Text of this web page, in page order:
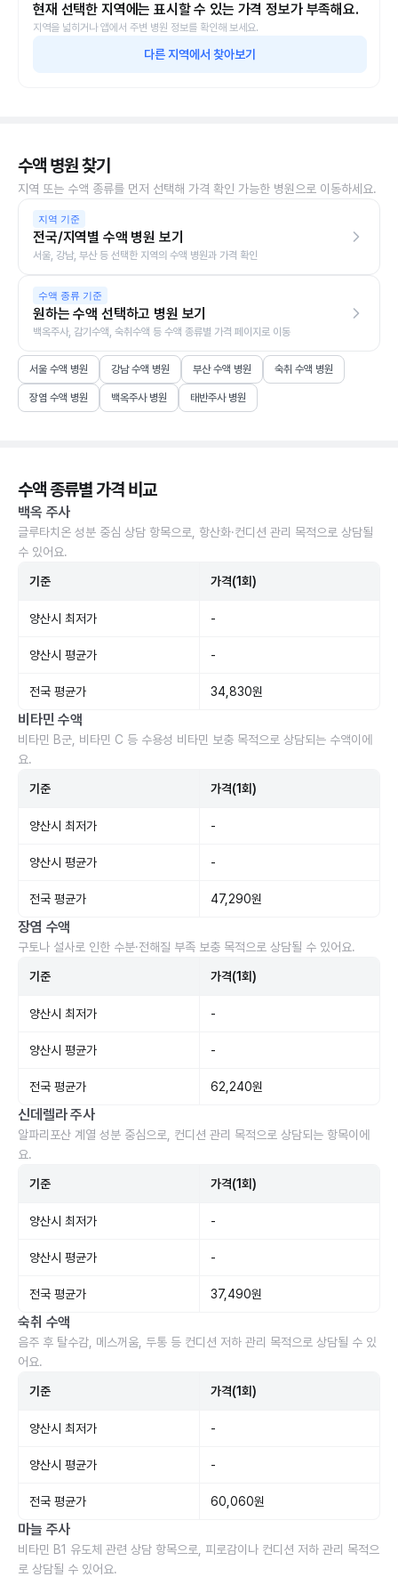
현재 선택한 지역에는 표시할 수 있는 가격 정보가 부족해요.
지역을 넓히거나 앱에서 주변 병원 정보를 확인해 보세요.
다른 지역에서 찾아보기
수액 병원 찾기
지역 또는 수액 종류를 먼저 선택해 가격 확인 가능한 병원으로 이동하세요.
지역 기준
전국/지역별 수액 병원 보기
서울, 강남, 부산 등 선택한 지역의 수액 병원과 가격 확인
수액 종류 기준
원하는 수액 선택하고 병원 보기
백옥주사, 감기수액, 숙취수액 등 수액 종류별 가격 페이지로 이동
서울 수액 병원 강남 수액 병원 부산 수액 병원 숙취 수액 병원
장염 수액 병원 백옥주사 병원 태반주사 병원
수액 종류별 가격 비교
백옥 주사
글루타치온 성분 중심 상담 항목으로, 항산화·컨디션 관리 목적으로 상담될
수 있어요.
기준 가격(1회)
양산시 최저가 -
양산시 평균가 -
전국 평균가 34,830원
비타민 수액
비타민 B군, 비타민 C 등 수용성 비타민 보충 목적으로 상담되는 수액이에
요.
기준 가격(1회)
양산시 최저가 -
양산시 평균가 -
전국 평균가 47,290원
장염 수액
구토나 설사로 인한 수분·전해질 부족 보충 목적으로 상담될 수 있어요.
기준 가격(1회)
양산시 최저가 -
양산시 평균가 -
전국 평균가 62,240원
신데렐라 주사
알파리포산 계열 성분 중심으로, 컨디션 관리 목적으로 상담되는 항목이에
요.
기준 가격(1회)
양산시 최저가 -
양산시 평균가 -
전국 평균가 37,490원
숙취 수액
음주 후 탈수감, 메스꺼움, 두통 등 컨디션 저하 관리 목적으로 상담될 수 있
어요.
기준 가격(1회)
양산시 최저가 -
양산시 평균가 -
전국 평균가 60,060원
마늘 주사
비타민 B1 유도체 관련 상담 항목으로, 피로감이나 컨디션 저하 관리 목적으
로 상담될 수 있어요.